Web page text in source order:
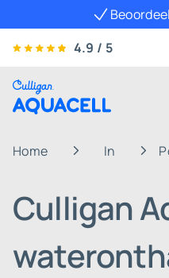
4.9 / 5
Home In
Culligan